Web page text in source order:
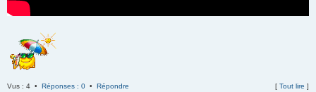
Vus : 4 • Réponses : 0 • Répondre [ Tout lire ]